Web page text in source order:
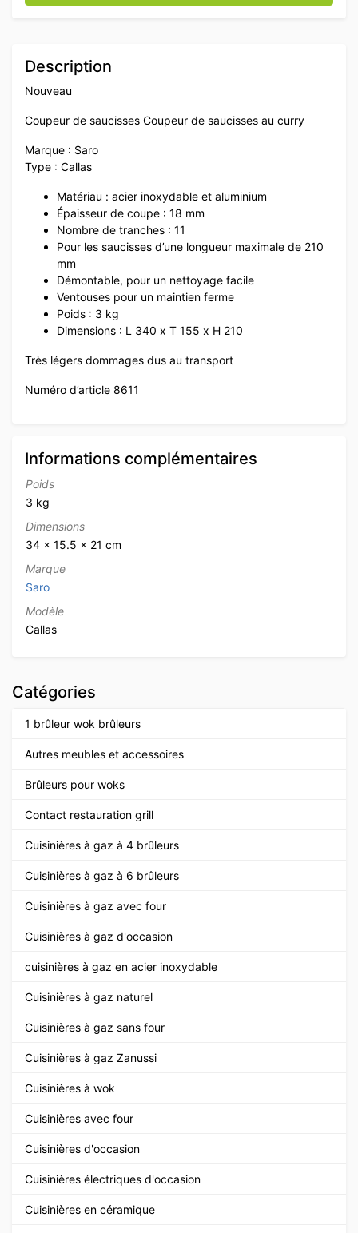
Description
Nouveau
Coupeur de saucisses Coupeur de saucisses au curry
Marque : Saro
Type : Callas
Matériau : acier inoxydable et aluminium
Épaisseur de coupe : 18 mm
Nombre de tranches : 11
Pour les saucisses d’une longueur maximale de 210
mm
Démontable, pour un nettoyage facile
Ventouses pour un maintien ferme
Poids : 3 kg
Dimensions : L 340 x T 155 x H 210
Très légers dommages dus au transport
Numéro d’article 8611
Informations complémentaires
Poids
3 kg
Dimensions
34 × 15.5 × 21 cm
Marque
Saro
Modèle
Callas
Catégories
1 brûleur wok brûleurs
Autres meubles et accessoires
Brûleurs pour woks
Contact restauration grill
Cuisinières à gaz à 4 brûleurs
Cuisinières à gaz à 6 brûleurs
Cuisinières à gaz avec four
Cuisinières à gaz d'occasion
cuisinières à gaz en acier inoxydable
Cuisinières à gaz naturel
Cuisinières à gaz sans four
Cuisinières à gaz Zanussi
Cuisinières à wok
Cuisinières avec four
Cuisinières d'occasion
Cuisinières électriques d'occasion
Cuisinières en céramique